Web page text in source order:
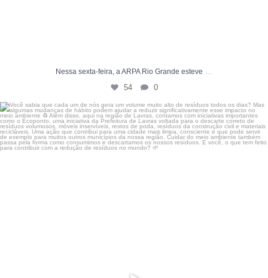
Nessa sexta-feira, a ARPA Rio Grande esteve
54 0
Você sabia que cada um de nós gera um volume muito...
4 0